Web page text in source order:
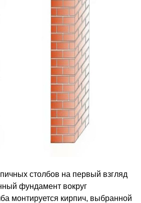
столбов на первый взгляд
фундамент вокруг
монтируется кирпич, выбранной